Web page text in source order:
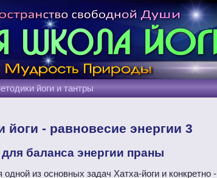
йоги и тантры
йоги - равновесие энергии 3
баланса энергии праны
из основных задач Хатха-йоги и